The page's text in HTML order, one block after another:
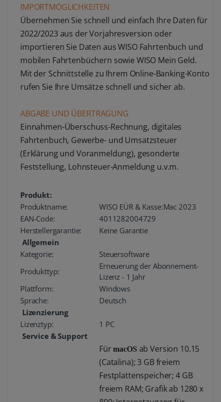
IMPORTMÖGLICHKEITEN
Übernehmen Sie schnell und einfach Ihre Daten für
2022/2023 aus der Vorjahresversion oder
importieren Sie Daten aus WISO Fahrtenbuch und
mobilen Fahrtenbüchern sowie WISO Mein Geld.
Mit der Schnittstelle zu Ihrem Online-Banking-Konto
rufen Sie Ihre Umsätze schnell und sicher ab.
ABGABE UND ÜBERTRAGUNG
Einnahmen-Überschuss-Rechnung, digitales
Fahrtenbuch, Gewerbe- und Umsatzsteuer
(Erklärung und Voranmeldung), gesonderte
Feststellung, Lohnsteuer-Anmeldung u.v.m.
Produkt:
Produktname:
WISO EÜR & Kasse:Mac 2023
EAN-Code:
4011282004729
Herstellergarantie:
Keine Garantie
Allgemein
Kategorie:
Steuersoftware
Produkttyp:
Erneuerung der Abonnement-
Lizenz - 1 Jahr
Plattform:
Windows
Sprache:
Deutsch
Lizenzierung
Lizenztyp:
1 PC
Service & Support
FürmacOS ab Version 10.15
(Catalina); 3 GB freiem
Festplattenspeicher; 4 GB
freiem RAM; Grafik ab 1280 x